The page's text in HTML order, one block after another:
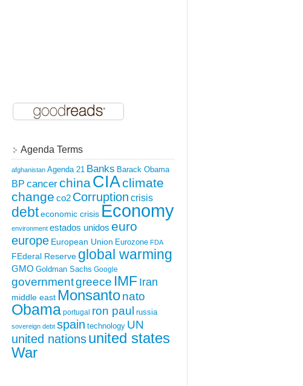
Agenda Terms
afghanistan Agenda 21 Banks Barack Obama
BP cancerchinaCIAclimate
change co2 Corruption crisis
debteconomic crisis Economy
environment estados unidos euro
europe European Union Eurozone FDA
FEderal Reserve global warming
GMO Goldman Sachs Google
governmentgreece IMF Iran
middle east Monsantonato
Obama portugal ron paul russia
sovereign debt spain technology UN
united nationsunited states
War